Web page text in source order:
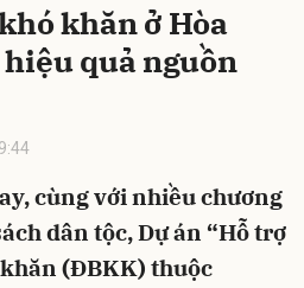
khăn ở Hòa
quả nguồn
cùng với nhiều chương
dân tộc, Dự án “Hỗ trợ
(ĐBKK) thuộc